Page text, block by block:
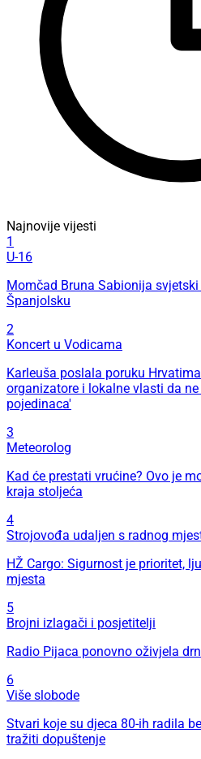
Najnovije vijesti
1
U-16
Momčad Bruna Sabionija
Španjolsku
2
Koncert u Vodicama
Karleuša poslala poruku
organizatore i lokalne vlasti da
pojedinaca'
3
Meteorolog
Kad će prestati vrućine? Ovo je
kraja stoljeća
4
Strojovođa udaljen s radnog
HŽ Cargo: Sigurnost je prioritet,
mjesta
5
Brojni izlagači i posjetitelji
Radio Pijaca ponovno oživjela
6
Više slobode
Stvari koje su djeca 80-ih radila
tražiti dopuštenje